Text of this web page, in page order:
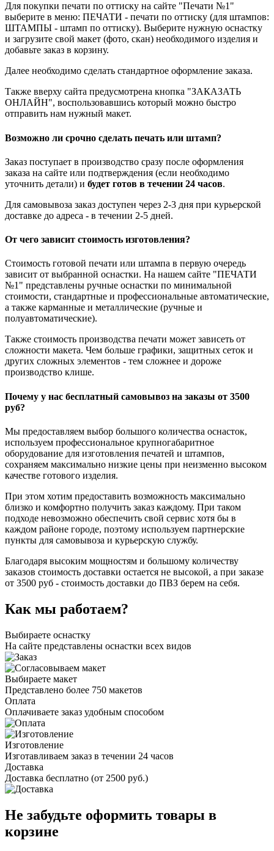
Для покупки печати по оттиску на сайте "Печати №1"
выберите в меню: ПЕЧАТИ - печати по оттиску (для штампов:
ШТАМПЫ - штамп по оттиску). Выберите нужную оснастку
и загрузите свой макет (фото, скан) необходимого изделия и
добавьте заказ в корзину.
Далее необходимо сделать стандартное оформление заказа.
Также вверху сайта предусмотрена кнопка "ЗАКАЗАТЬ
ОНЛАЙН", воспользовавшись который можно быстро
отправить нам нужный макет.
Возможно ли срочно сделать печать или штамп?
Заказ поступает в производство сразу после оформления
заказа на сайте или подтверждения (если необходимо
уточнить детали) и будет готов в течении 24 часов.
Для самовывоза заказ доступен через 2-3 дня при курьерской
доставке до адреса - в течении 2-5 дней.
От чего зависит стоимость изготовления?
Стоимость готовой печати или штампа в первую очередь
зависит от выбранной оснастки. На нашем сайте "ПЕЧАТИ
№1" представлены ручные оснастки по минимальной
стоимости, стандартные и профессиональные автоматические,
а также карманные и металлические (ручные и
полуавтоматические).
Также стоимость производства печати может зависеть от
сложности макета. Чем больше графики, защитных сеток и
других сложных элементов - тем сложнее и дороже
производство клише.
Почему у нас бесплатный самовывоз на заказы от 3500
руб?
Мы предоставляем выбор большого количества оснасток,
используем профессиональное крупногабаритное
оборудование для изготовления печатей и штампов,
сохраняем максимально низкие цены при неизменно высоком
качестве готового изделия.
При этом хотим предоставить возможность максимально
близко и комфортно получить заказ каждому. При таком
подходе невозможно обеспечить свой сервис хотя бы в
каждом районе городе, поэтому используем партнерские
пункты для самовывоза и курьерскую службу.
Благодаря высоким мощностям и большому количеству
заказов стоимость доставки остается не высокой, а при заказе
от 3500 руб - стоимость доставки до ПВЗ берем на себя.
Как мы работаем?
Выбираете оснастку
На сайте представлены оснастки всех видов
Выбираете макет
Представлено более 750 макетов
Оплата
Оплачиваете заказ удобным способом
Изготовление
Изготавливаем заказ в течении 24 часов
Доставка
Доставка бесплатно (от 2500 руб.)
Не забудьте оформить товары в
корзине